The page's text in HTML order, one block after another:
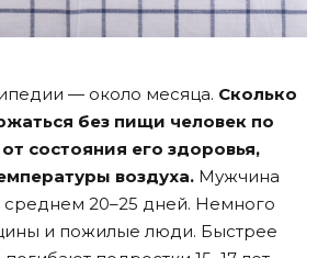
— около месяца. Сколько
без пищи человек по
состояния его здоровья,
воздуха. Мужчина
20–25 дней. Немного
и пожилые люди. Быстрее